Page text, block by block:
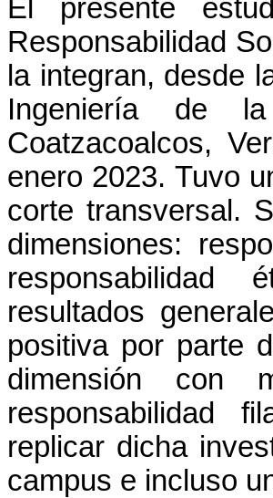
El presente
Responsabilidad
la integran, desde
Ingeniería de la
Coatzacoalcos,
enero 2023. Tuvo
corte transversal.
dimensiones:
responsabilidad
resultados
positiva por parte
dimensión con
responsabilidad
replicar dicha
campus e incluso